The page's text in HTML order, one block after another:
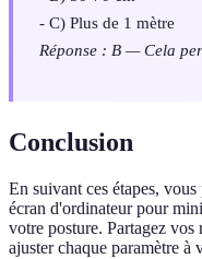
- C) Plus de 1 mètre
Réponse : B — Cela
Conclusion
En suivant ces étapes,
écran d'ordinateur pour
votre posture. Partagez vos
ajuster chaque paramètre à